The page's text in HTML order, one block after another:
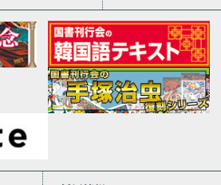
会社案内